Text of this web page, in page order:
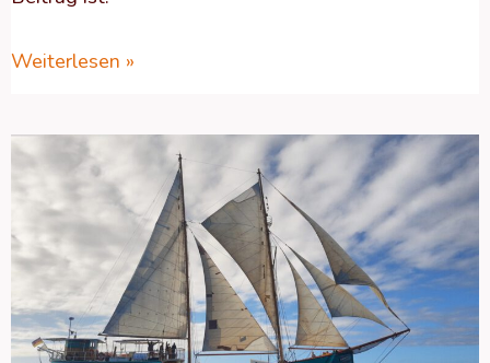
Weiterlesen »
Geschützt:
FASZINATION
SEGELN!